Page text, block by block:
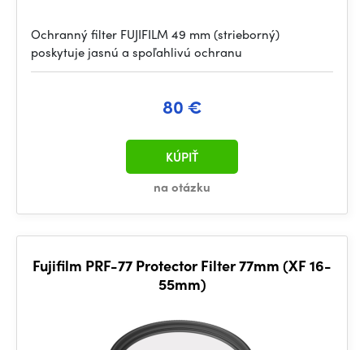
Ochranný filter FUJIFILM 49 mm (strieborný)
poskytuje jasnú a spoľahlivú ochranu
80 €
na otázku
KÚPIŤ
Fujifilm PRF-77 Protector Filter 77mm (XF 16-
55mm)